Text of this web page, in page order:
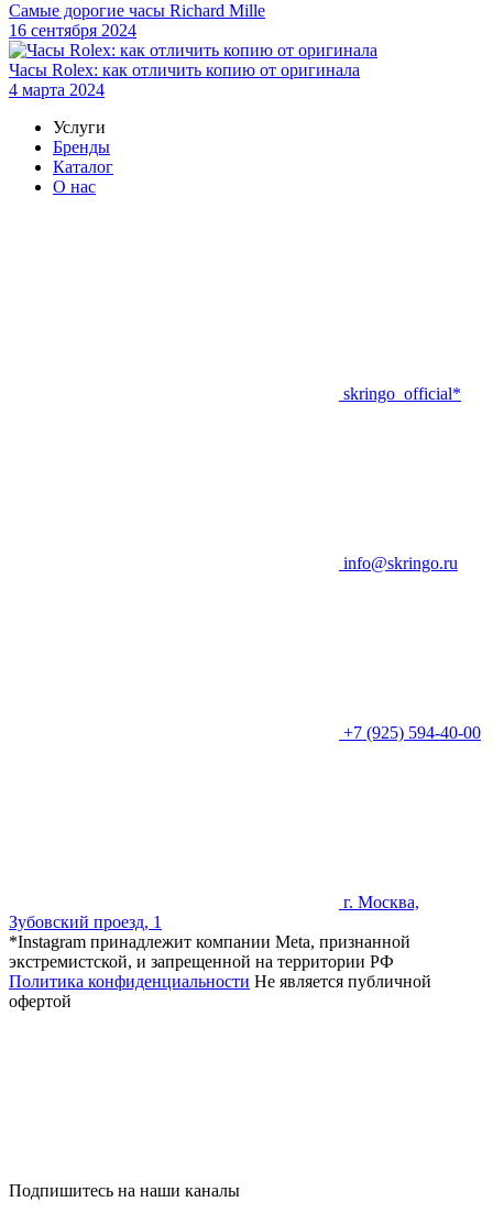
Самые дорогие часы Richard Mille
16 сентября 2024
Часы Rolex: как отличить копию от оригинала
4 марта 2024
Услуги
Бренды
Каталог
О нас
skringo_official*
info@skringo.ru
+7 (925) 594-40-00
г. Москва,
Зубовский проезд, 1
*Instagram принадлежит компании Meta, признанной
экстремистской, и запрещенной на территории РФ
Политика конфиденциальности Не является публичной
офертой
Подпишитесь на наши каналы